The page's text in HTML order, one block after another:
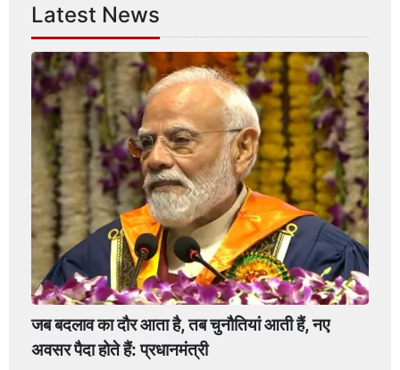
Latest News
जब बदलाव का दौर आता है, तब चुनौतियां आती हैं, नए
अवसर पैदा होते हैं: प्रधानमंत्री